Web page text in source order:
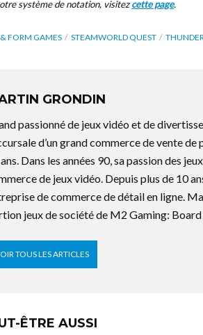
système de notation, visitezcette page.
FORM GAMES STEAMWORLD QUEST
GRONDIN
passionné de jeux vidéo et de
d’un grand commerce de vente
Dans les années 90, sa passion des
de jeux vidéo. Depuis plus de 10
de commerce de détail en ligne.
jeux de société de M2 Gaming: Board
TOUS LES ARTICLES
ÊTRE AUSSI